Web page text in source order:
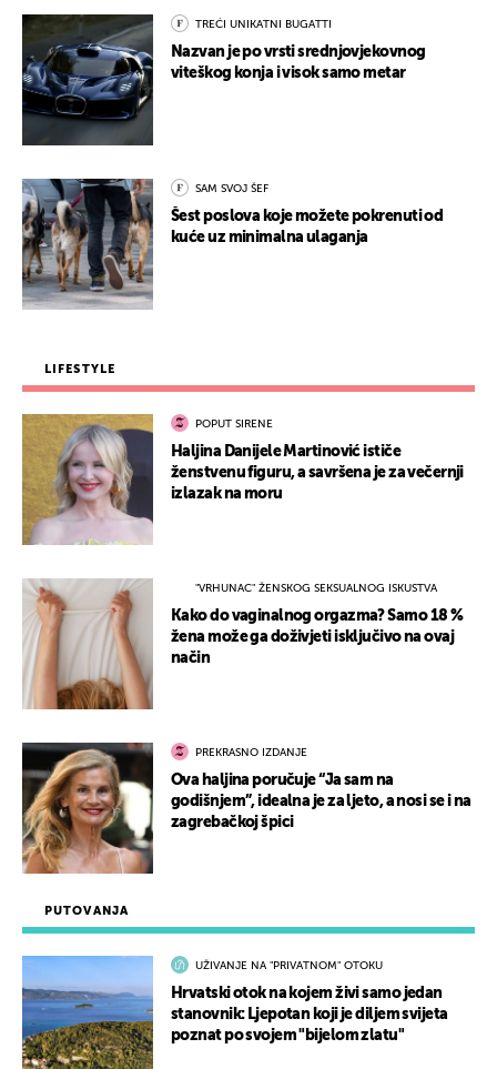
PUTOVANJA
UŽIVANJE NA "PRIVATNOM" OTOKU
Hrvatski otok na kojem živi samo jedan
stanovnik: Ljepotan koji je diljem svijeta
poznat po svojem "bijelom zlatu"
TREĆI UNIKATNI BUGATTI
Nazvan je po vrsti srednjovjekovnog
viteškog konja i visok samo metar
SAM SVOJ ŠEF
Šest poslova koje možete pokrenuti od
kuće uz minimalna ulaganja
LIFESTYLE
POPUT SIRENE
Haljina Danijele Martinović ističe
ženstvenu figuru, a savršena je za večernji
izlazak na moru
"VRHUNAC" ŽENSKOG SEKSUALNOG ISKUSTVA
Kako do vaginalnog orgazma? Samo 18 %
žena može ga doživjeti isključivo na ovaj
način
PREKRASNO IZDANJE
Ova haljina poručuje “Ja sam na
godišnjem”, idealna je za ljeto, a nosi se i na
zagrebačkoj špici